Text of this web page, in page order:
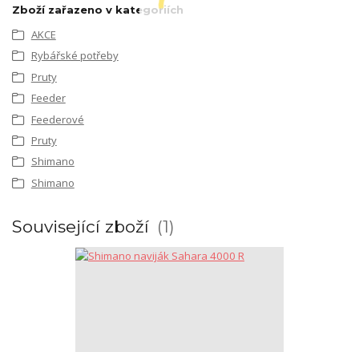
Zboží zařazeno v kategoriích
AKCE
Rybářské potřeby
Pruty
Feeder
Feederové
Pruty
Shimano
Shimano
Související zboží 1